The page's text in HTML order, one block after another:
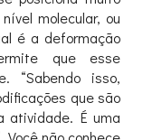
molecular, ou
é a deformação
que esse
“Sabendo isso,
que são
atividade. É uma